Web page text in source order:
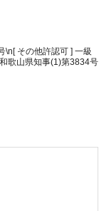
その他許認可 ] 一級
歌山県知事(1)第3834号